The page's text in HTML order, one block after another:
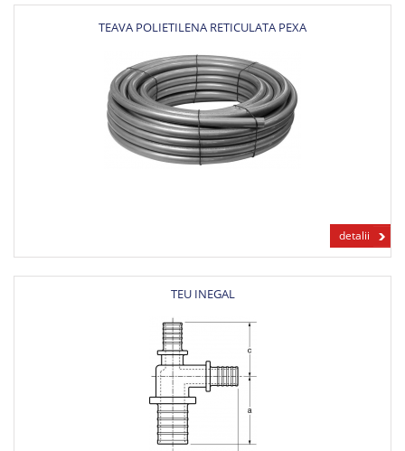
TEAVA POLIETILENA RETICULATA PEXA
detalii
TEU INEGAL